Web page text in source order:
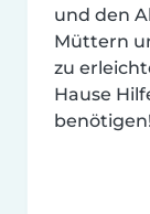
und den
Müttern
zu
Hause
benötigen!